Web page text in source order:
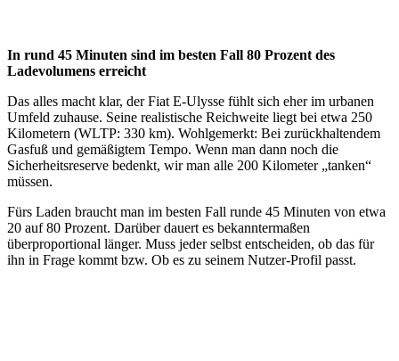
In rund 45 Minuten sind im besten Fall 80 Prozent des
Ladevolumens erreicht
Das alles macht klar, der Fiat E-Ulysse fühlt sich eher im urbanen
Umfeld zuhause. Seine realistische Reichweite liegt bei etwa 250
Kilometern (WLTP: 330 km). Wohlgemerkt: Bei zurückhaltendem
Gasfuß und gemäßigtem Tempo. Wenn man dann noch die
Sicherheitsreserve bedenkt, wir man alle 200 Kilometer „tanken“
müssen.
Fürs Laden braucht man im besten Fall runde 45 Minuten von etwa
20 auf 80 Prozent. Darüber dauert es bekanntermaßen
überproportional länger. Muss jeder selbst entscheiden, ob das für
ihn in Frage kommt bzw. Ob es zu seinem Nutzer-Profil passt.